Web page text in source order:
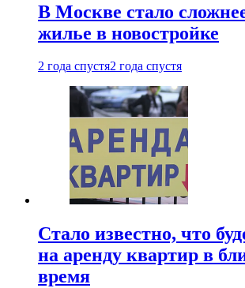
В Москве стало
жилье в новостройке
2 года спустя2 года спустя
Стало известно, что
на аренду квартир в
время